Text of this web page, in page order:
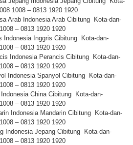
1008 – 0813 1920 1920
Arab Indonesia Arab Cibitung Kota-dan-
– 0813 1920 1920
Indonesia Inggris Cibitung Kota-dan-
– 0813 1920 1920
Indonesia Perancis Cibitung Kota-dan-
– 0813 1920 1920
Indonesia Spanyol Cibitung Kota-dan-
– 0813 1920 1920
China Cibitung Kota-dan-
– 0813 1920 1920
Indonesia Mandarin Cibitung Kota-dan-
– 0813 1920 1920
Indonesia Jepang Cibitung Kota-dan-
– 0813 1920 1920